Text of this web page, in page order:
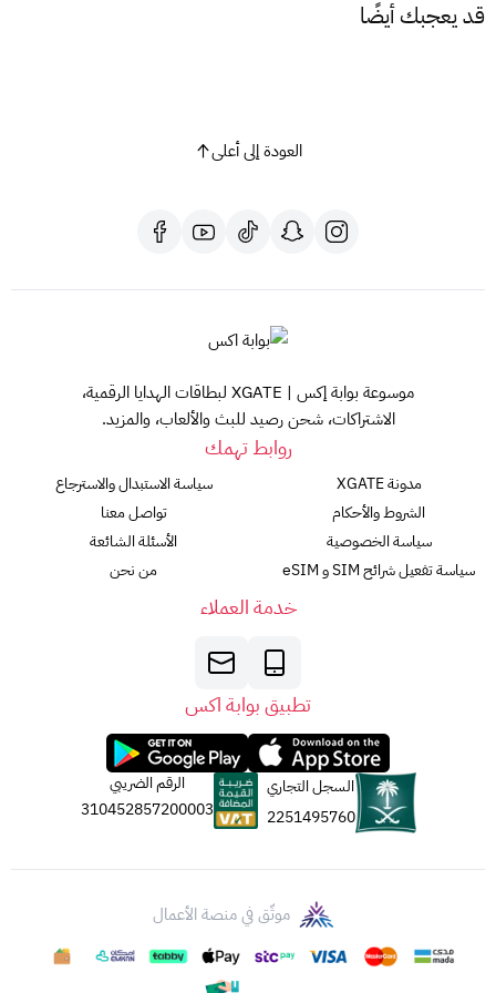
قد يعجبك أيضًا
العودة إلى أعلى
موسوعة بوابة إكس | XGATE لبطاقات الهدايا الرقمية،
الاشتراكات، شحن رصيد للبث والألعاب، والمزيد.
روابط تهمك
مدونة XGATE
الشروط والأحكام
سياسة الخصوصية
سياسة تفعيل شرائح SIM و eSIM
سياسة الاستبدال والاسترجاع
تواصل معنا
الأسئلة الشائعة
من نحن
خدمة العملاء
تطبيق بوابة اكس
السجل التجاري
2251495760
الرقم الضريبي
310452857200003
موثّق في منصة الأعمال